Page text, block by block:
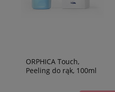
ORPHICA Touch,
Peeling do rąk, 100ml